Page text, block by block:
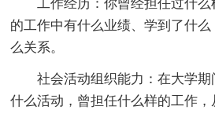
工作经历：你曾经担任过什
的工作中有什么业绩、学到了什
么关系。
社会活动组织能力：在大学
什么活动，曾担任什么样的工作，